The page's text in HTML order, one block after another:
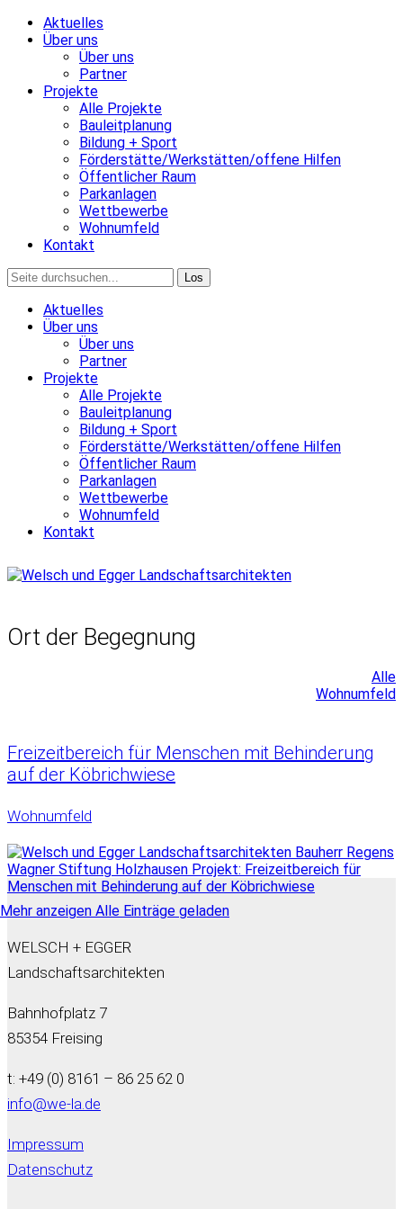
Aktuelles
Über uns
Über uns
Partner
Projekte
Alle Projekte
Bauleitplanung
Bildung + Sport
Förderstätte/Werkstätten/offene Hilfen
Öffentlicher Raum
Parkanlagen
Wettbewerbe
Wohnumfeld
Kontakt
Aktuelles
Über uns
Über uns
Partner
Projekte
Alle Projekte
Bauleitplanung
Bildung + Sport
Förderstätte/Werkstätten/offene Hilfen
Öffentlicher Raum
Parkanlagen
Wettbewerbe
Wohnumfeld
Kontakt
Ort der Begegnung
Alle
Wohnumfeld
Freizeitbereich für Menschen mit Behinderung
auf der Köbrichwiese
Wohnumfeld
Mehr anzeigen Alle Einträge geladen
WELSCH + EGGER
Landschaftsarchitekten
Bahnhofplatz 7
85354 Freising
t: +49 (0) 8161 – 86 25 62 0
info@we-la.de
Impressum
Datenschutz